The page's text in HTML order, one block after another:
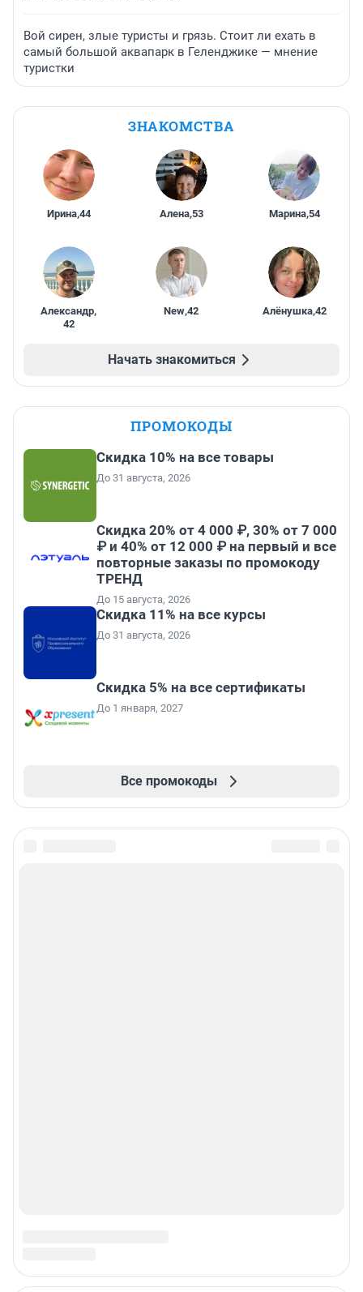
Вой сирен, злые туристы и грязь. Стоит ли ехать в
самый большой аквапарк в Геленджике — мнение
туристки
ЗНАКОМСТВА
Ирина,44 Алена,53 Марина,54
Александр,
42
New,42 Алёнушка,42
Начать знакомиться
ПРОМОКОДЫ
Скидка 10% на все товары
До 31 августа, 2026
Скидка 20% от 4 000 ₽, 30% от 7 000
₽ и 40% от 12 000 ₽ на первый и все
повторные заказы по промокоду
ТРЕНД
До 15 августа, 2026
Скидка 11% на все курсы
До 31 августа, 2026
Скидка 5% на все сертификаты
До 1 января, 2027
Все промокоды